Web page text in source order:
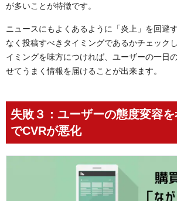
が多いことが特徴です。
ニュースにもよくあるように「炎上」を回避
なく投稿すべきタイミングであるかチェック
イミングを味方につければ、ユーザーの一日
せてうまく情報を届けることが出来ます。
失敗３：ユーザーの態度変容
でCVRが悪化